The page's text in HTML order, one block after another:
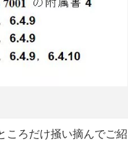
ころだけ掻い摘んでご紹